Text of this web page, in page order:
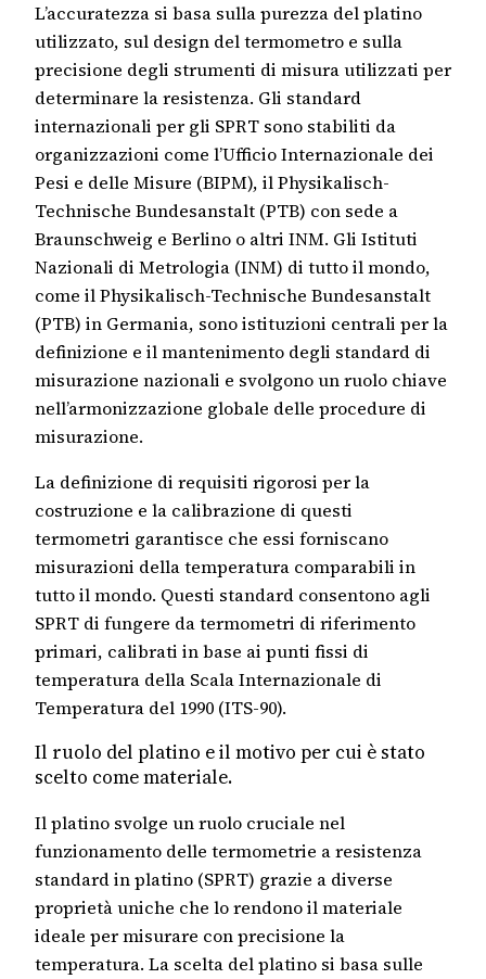
L’accuratezza si basa sulla purezza del platino
utilizzato, sul design del termometro e sulla
precisione degli strumenti di misura utilizzati per
determinare la resistenza. Gli standard
internazionali per gli SPRT sono stabiliti da
organizzazioni come l’Ufficio Internazionale dei
Pesi e delle Misure (BIPM), il Physikalisch-
Technische Bundesanstalt (PTB) con sede a
Braunschweig e Berlino o altri INM. Gli Istituti
Nazionali di Metrologia (INM) di tutto il mondo,
come il Physikalisch-Technische Bundesanstalt
(PTB) in Germania, sono istituzioni centrali per la
definizione e il mantenimento degli standard di
misurazione nazionali e svolgono un ruolo chiave
nell’armonizzazione globale delle procedure di
misurazione.
La definizione di requisiti rigorosi per la
costruzione e la calibrazione di questi
termometri garantisce che essi forniscano
misurazioni della temperatura comparabili in
tutto il mondo. Questi standard consentono agli
SPRT di fungere da termometri di riferimento
primari, calibrati in base ai punti fissi di
temperatura della Scala Internazionale di
Temperatura del 1990 (ITS-90).
Il ruolo del platino e il motivo per cui è stato
scelto come materiale.
Il platino svolge un ruolo cruciale nel
funzionamento delle termometrie a resistenza
standard in platino (SPRT) grazie a diverse
proprietà uniche che lo rendono il materiale
ideale per misurare con precisione la
temperatura. La scelta del platino si basa sulle